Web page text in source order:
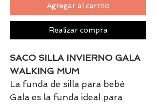
Agregar al carrito
Realizar compra
SACO SILLA INVIERNO GALA
WALKING MUM
La funda de silla para bebé
Gala es la funda ideal para